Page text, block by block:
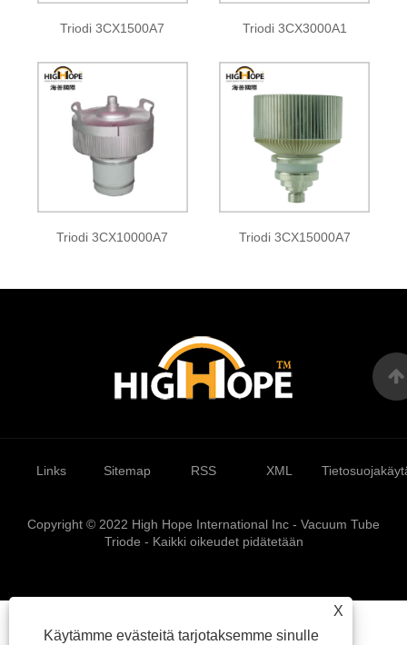
Triodi 3CX1500A7 Triodi 3CX3000A1
Triodi 3CX10000A7 Triodi 3CX15000A7
X
Käytämme evästeitä tarjotaksemme sinulle
Links Sitemap RSS XML
Copyright © 2022 High Hope International Inc - Vacuum Tube
Triode - Kaikki oikeudet pidätetään